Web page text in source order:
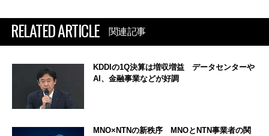
RELATED ARTICLE 関連記事
KDDIの1Q決算は増収増益 データセンターや
AI、金融事業などが好調
MNO×NTNの新秩序 MNOとNTN事業者の関